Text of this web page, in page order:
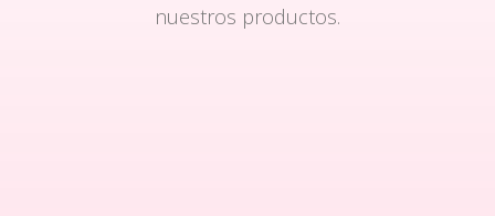
nuestros productos.